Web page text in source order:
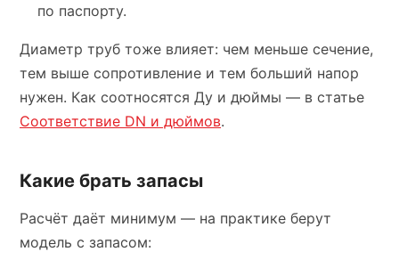
по паспорту.
Диаметр труб тоже влияет: чем меньше сечение,
тем выше сопротивление и тем больший напор
нужен. Как соотносятся Ду и дюймы — в статье
Соответствие DN и дюймов.
Какие брать запасы
Расчёт даёт минимум — на практике берут
модель с запасом: